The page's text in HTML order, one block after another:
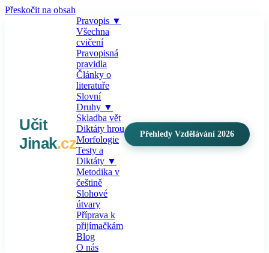
Přeskočit na obsah
Učit
Jinak.cz
Pravopis ▼
Všechna
cvičení
Pravopisná
pravidla
Články o
literatuře
Slovní
Druhy ▼
Skladba vět
Diktáty hrou
Morfologie
Testy a
Diktáty ▼
Metodika v
češtině
Slohové
útvary
Příprava k
přijímačkám
Blog
O nás
Přehledy Vzdělávání 2026